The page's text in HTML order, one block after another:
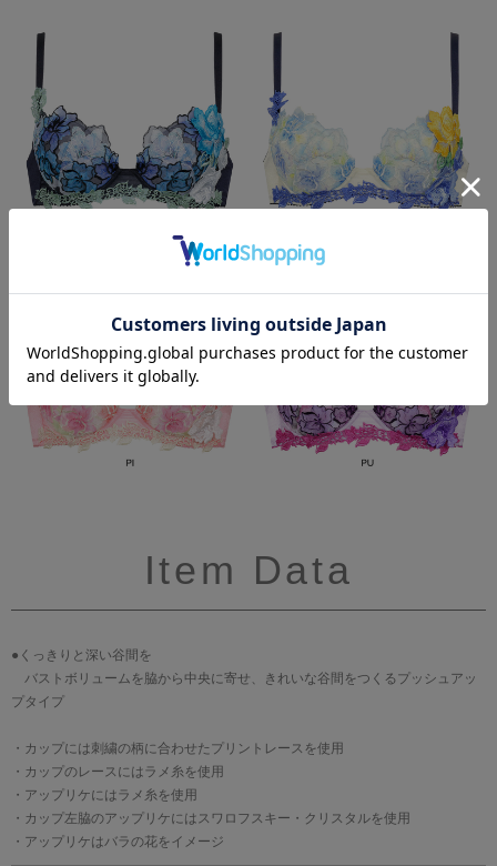
Item Data
●くっきりと深い谷間を
バストボリュームを脇から中央に寄せ、きれいな谷間をつくるプッシュアッ
プタイプ
・カップには刺繍の柄に合わせたプリントレースを使用
・カップのレースにはラメ糸を使用
・アップリケにはラメ糸を使用
・カップ左脇のアップリケにはスワロフスキー・クリスタルを使用
・アップリケはバラの花をイメージ